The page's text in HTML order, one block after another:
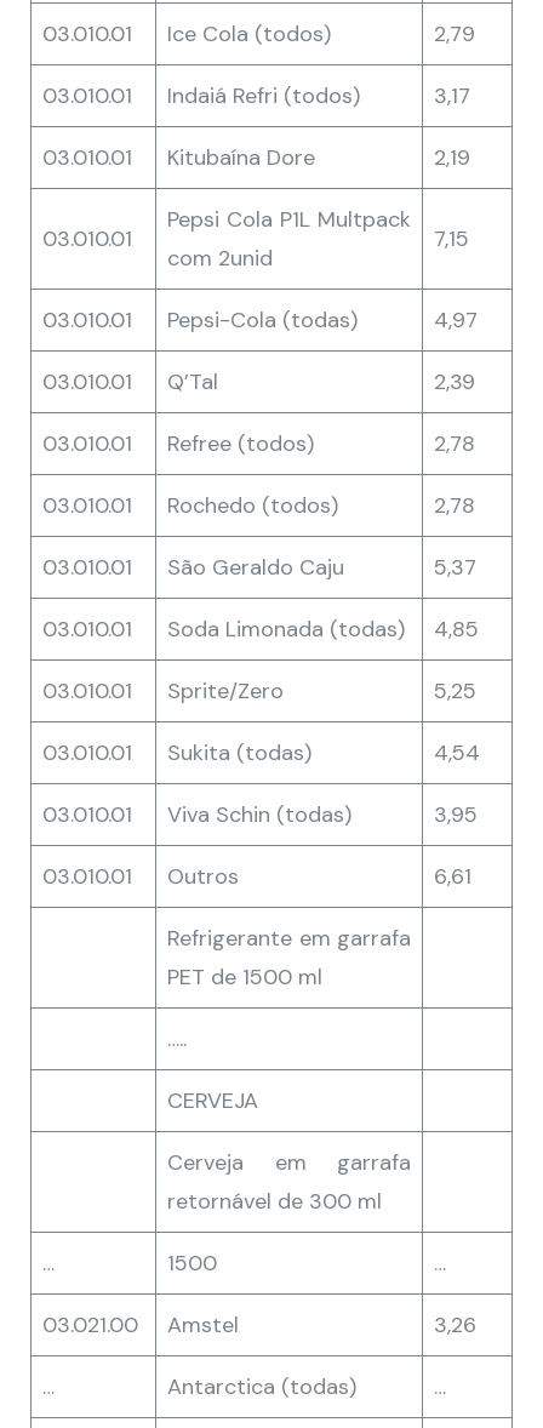
03.010.01 Ice Cola (todos) 2,79
03.010.01 Indaiá Refri (todos) 3,17
03.010.01 Kitubaína Dore 2,19
03.010.01
Pepsi Cola P1L Multpack
com 2unid
7,15
03.010.01 Pepsi-Cola (todas) 4,97
03.010.01 Q’Tal 2,39
03.010.01 Refree (todos) 2,78
03.010.01 Rochedo (todos) 2,78
03.010.01 São Geraldo Caju 5,37
03.010.01 Soda Limonada (todas) 4,85
03.010.01 Sprite/Zero 5,25
03.010.01 Sukita (todas) 4,54
03.010.01 Viva Schin (todas) 3,95
03.010.01 Outros 6,61
Refrigerante em garrafa
PET de 1500 ml
…..
CERVEJA
Cerveja em garrafa
retornável de 300 ml
… 1500 …
03.021.00 Amstel 3,26
… Antarctica (todas) …